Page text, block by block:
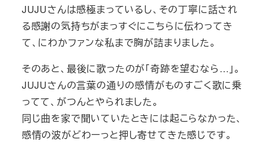
JUJUさんは感極まっているし、その丁寧に話され
る感謝の気持ちがまっすぐにこちらに伝わってき
て、にわかファンな私まで胸が詰まりました。
そのあと、最後に歌ったのが「奇跡を望むなら…」。
JUJUさんの言葉の通りの感情がものすごく歌に乗
ってて、がつんとやられました。
同じ曲を家で聞いていたときには起こらなかった、
感情の波がどわーっと押し寄せてきた感じです。